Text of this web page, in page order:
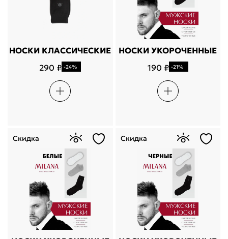
НОСКИ КЛАССИЧЕСКИЕ
290 ₽ -24%
НОСКИ УКОРОЧЕННЫЕ
190 ₽ -21%
Скидка Скидка
персональных данных